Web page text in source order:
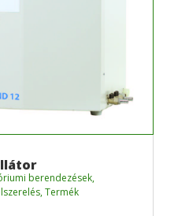
berendezések,
,Termék